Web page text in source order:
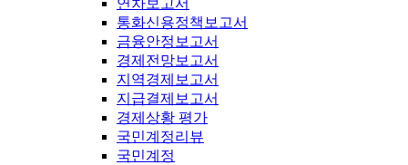
연차보고서
통화신용정책보고서
금융안정보고서
경제전망보고서
지역경제보고서
지급결제보고서
경제상황 평가
국민계정리뷰
국민계정